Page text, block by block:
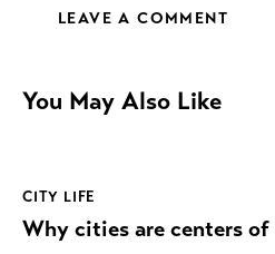
You May Also Like
CITY LIFE
Why cities are centers